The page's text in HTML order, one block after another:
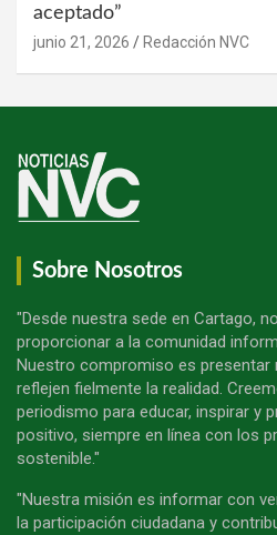
aceptado”
junio 21, 2026 Redacción NVC
Sobre Nosotros
"Desde nuestra sede en Cartago,
proporcionar a la comunidad
Nuestro compromiso es presentar
reflejen fielmente la realidad.
periodismo para educar, inspirar y
positivo, siempre en línea con los
sostenible."
"Nuestra misión es informar con
la participación ciudadana y